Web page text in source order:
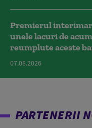
Premierul interimar
unele lacuri de
reumplute aceste
07.08.2026
PARTENERII